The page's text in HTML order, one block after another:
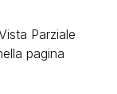
Parziale
pagina